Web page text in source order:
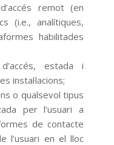
remot (en
(i.e., analítiques,
habilitades
estada i
instal·lacions;
o qualsevol tipus
per l’usuari a
de contacte
l’usuari en el lloc